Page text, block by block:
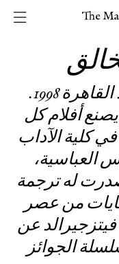
كريم عبد الخالق، مواليد القاهرة 1998.
أفلام كل
كلية الآداب
له ترجمة
من عصر
عن